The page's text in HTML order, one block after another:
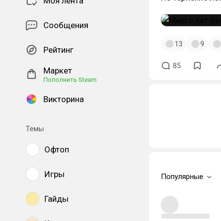
Сообщения
Рейтинг
Маркет
Пополнить Steam
Викторина
Темы
Офтоп
Игры
Гайды
13 9
85
Популярные